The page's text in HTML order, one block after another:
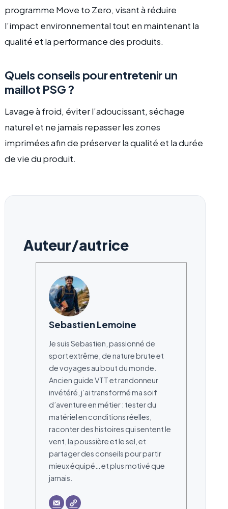
programme Move to Zero, visant à réduire
l’impact environnemental tout en maintenant la
qualité et la performance des produits.
Quels conseils pour entretenir un
maillot PSG ?
Lavage à froid, éviter l’adoucissant, séchage
naturel et ne jamais repasser les zones
imprimées afin de préserver la qualité et la durée
de vie du produit.
Auteur/autrice
Sebastien Lemoine
Je suis Sebastien, passionné de
sport extrême, de nature brute et
de voyages au bout du monde.
Ancien guide VTT et randonneur
invétéré, j’ai transformé ma soif
d’aventure en métier : tester du
matériel en conditions réelles,
raconter des histoires qui sentent le
vent, la poussière et le sel, et
partager des conseils pour partir
mieux équipé… et plus motivé que
jamais.